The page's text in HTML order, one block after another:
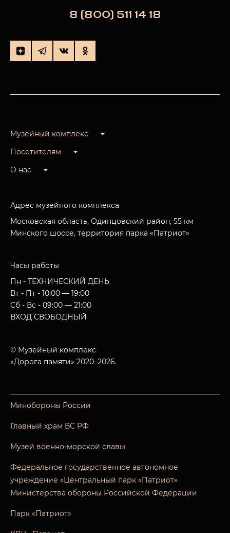
8 (800) 511 14 18
Музейный комплекс
Посетителям
О нас
Адрес музейного комплекса
Московская область, Одинцовский район, 55 км
Минского шоссе, территория парка «Патриот»
Часы работы
Пн - ТЕХНИЧЕСКИЙ ДЕНЬ
Вт - Пт - 10:00 — 19:00
Сб - Вс - 09:00 — 21:00
ВХОД СВОБОДНЫЙ
© Музейный комплекс
«Дорога памяти» 2020–2026.
Минобороны России
Главный храм ВС РФ
Музей военно-морской славы
Федеральное государственное автономное
учреждение «Центральный парк «Патриот»
Министерства обороны Российской Федерации
Парк «Патриот»